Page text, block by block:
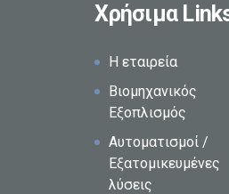
Χρήσιμα
Η εταιρεία
Βιομηχανικός
Εξοπλισμός
Αυτοματισμοί /
Εξατομικευμένες
λύσεις